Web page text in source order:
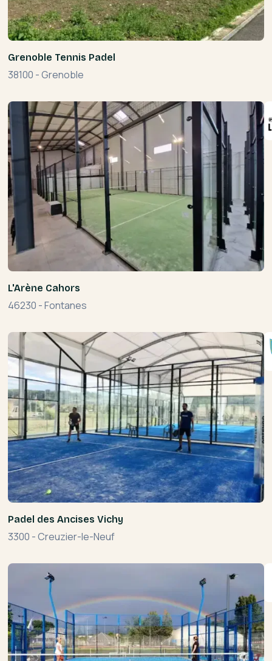
Grenoble Tennis Padel
38100 -Grenoble
L'Arène Cahors
46230 -Fontanes
Padel des Ancises Vichy
3300 -Creuzier-le-Neuf